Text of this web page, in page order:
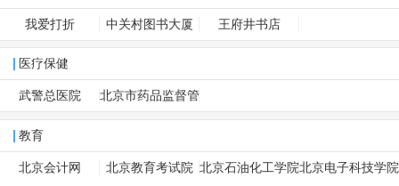
我爱打折 中关村图书大厦 王府井书店
医疗保健
武警总医院 北京市药品监督管
教育
北京会计网 北京教育考试院 北京石油化工学院北京电子科技学院